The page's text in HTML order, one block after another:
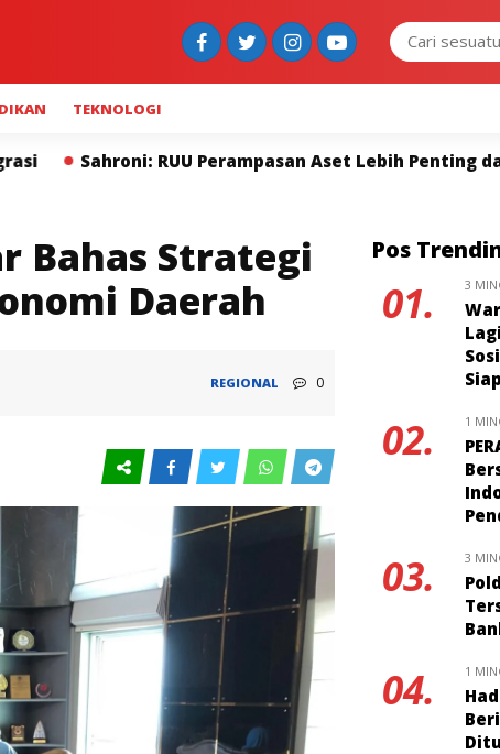
TEKNOLOGI
Aset Lebih Penting dari Hukuman Mati
Bahas Strategi
Daerah
REGIONAL 0
Pos
01. 3
02. 1
03. 3
04. 1